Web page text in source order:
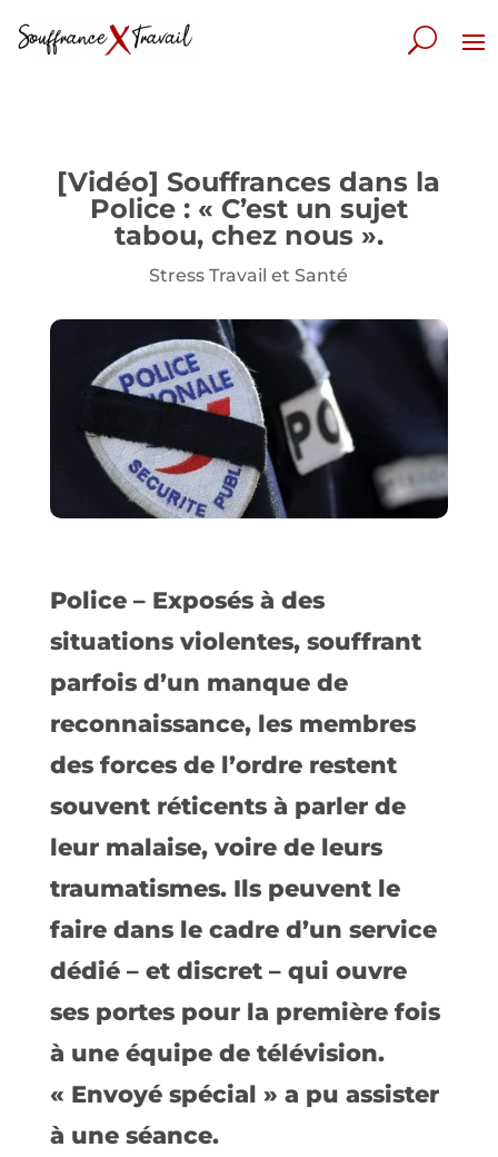
[Vidéo] Souffrances dans la
Police : « C’est un sujet
tabou, chez nous ».
Stress Travail et Santé
Police – Exposés à des
situations violentes, souffrant
parfois d’un manque de
reconnaissance, les membres
des forces de l’ordre restent
souvent réticents à parler de
leur malaise, voire de leurs
traumatismes. Ils peuvent le
faire dans le cadre d’un service
dédié – et discret – qui ouvre
ses portes pour la première fois
à une équipe de télévision.
« Envoyé spécial » a pu assister
à une séance.